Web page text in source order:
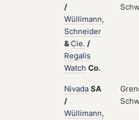
/
Wüllimann,
Schneider
& Cie. /
Regalis
Watch Co.
Nivada SA
/
Wüllimann,